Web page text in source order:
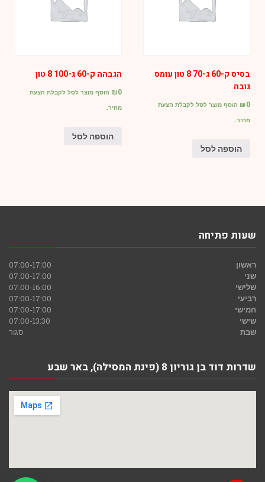
בסיס ק-60 ג-70 8 טון עומס
גובה
₪0
הוסף מוצר לסל לקבלת הצעת
מחיר.
הוספה לסל
הגבהה ק-60 ג-100 8 טון
₪0
הוסף מוצר לסל לקבלת הצעת
מחיר.
הוספה לסל
שעות פתיחה
ראשון
07:00-17:00
שני
07:00-17:00
שלישי
07:00-16:00
רביעי
07:00-17:00
חמישי
07:00-17:00
שישי
07:00-13:30
שבת
סגור
שדרות דוד בן גוריון 8 (פינת המסילה), באר שבע